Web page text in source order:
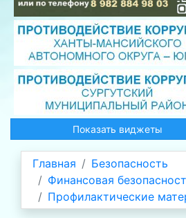
Показать виджеты
Главная
Безопасность
Финансовая
Профилактические